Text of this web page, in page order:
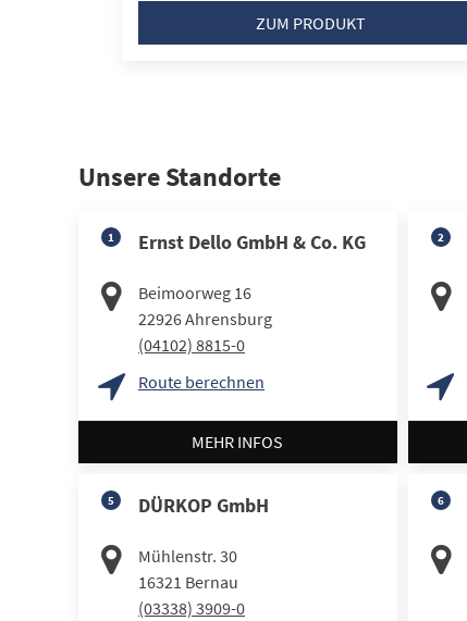
ZUM PRODUKT
Unsere Standorte
1 Ernst Dello GmbH & Co. KG
Beimoorweg 16
22926Ahrensburg
(04102) 8815-0
Route berechnen
MEHR INFOS
2
5 DÜRKOP GmbH
Mühlenstr. 30
16321 Bernau
(03338) 3909-0
6